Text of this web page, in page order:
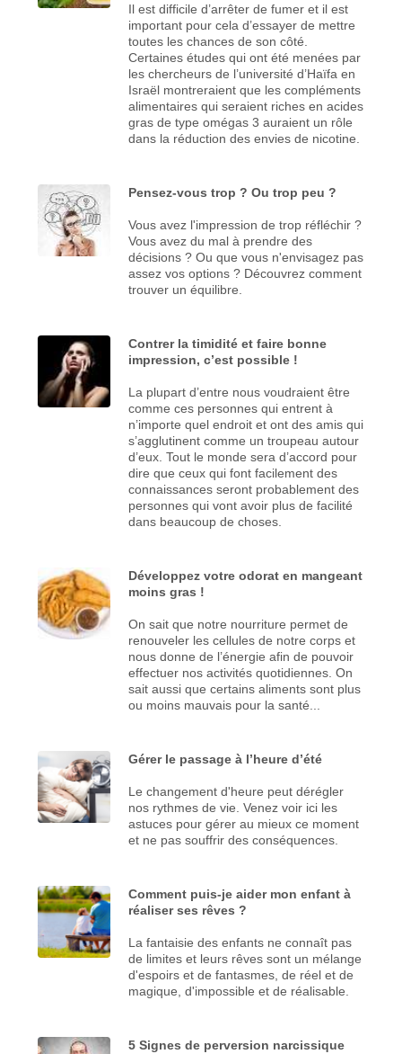
Il est difficile d’arrêter de fumer et il est
important pour cela d’essayer de mettre
toutes les chances de son côté.
Certaines études qui ont été menées par
les chercheurs de l’université d’Haïfa en
Israël montreraient que les compléments
alimentaires qui seraient riches en acides
gras de type omégas 3 auraient un rôle
dans la réduction des envies de nicotine.
Pensez-vous trop ? Ou trop peu ?
Vous avez l'impression de trop réfléchir ?
Vous avez du mal à prendre des
décisions ? Ou que vous n'envisagez pas
assez vos options ? Découvrez comment
trouver un équilibre.
Contrer la timidité et faire bonne
impression, c’est possible !
La plupart d’entre nous voudraient être
comme ces personnes qui entrent à
n’importe quel endroit et ont des amis qui
s’agglutinent comme un troupeau autour
d’eux. Tout le monde sera d’accord pour
dire que ceux qui font facilement des
connaissances seront probablement des
personnes qui vont avoir plus de facilité
dans beaucoup de choses.
Développez votre odorat en mangeant
moins gras !
On sait que notre nourriture permet de
renouveler les cellules de notre corps et
nous donne de l’énergie afin de pouvoir
effectuer nos activités quotidiennes. On
sait aussi que certains aliments sont plus
ou moins mauvais pour la santé...
Gérer le passage à l’heure d’été
Le changement d'heure peut dérégler
nos rythmes de vie. Venez voir ici les
astuces pour gérer au mieux ce moment
et ne pas souffrir des conséquences.
Comment puis-je aider mon enfant à
réaliser ses rêves ?
La fantaisie des enfants ne connaît pas
de limites et leurs rêves sont un mélange
d'espoirs et de fantasmes, de réel et de
magique, d'impossible et de réalisable.
5 Signes de perversion narcissique